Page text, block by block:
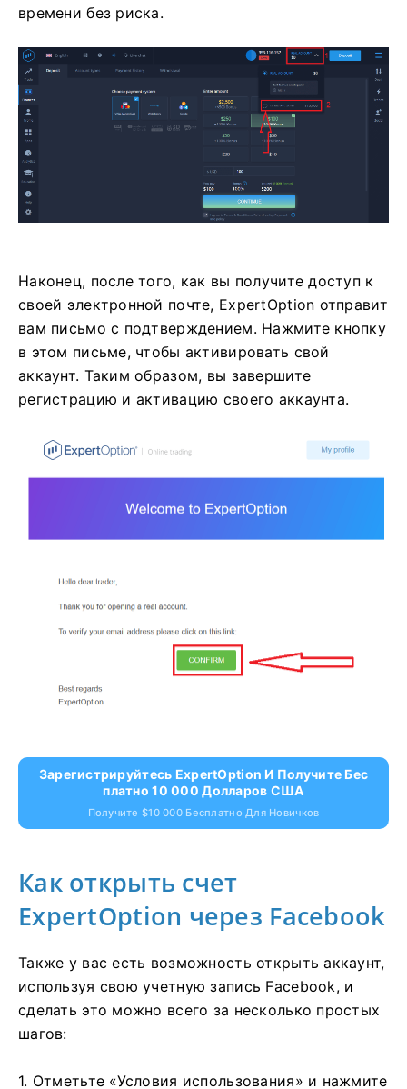
времени без риска.
Наконец, после того, как вы получите доступ к
своей электронной почте, ExpertOption отправит
вам письмо с подтверждением. Нажмите кнопку
в этом письме, чтобы активировать свой
аккаунт. Таким образом, вы завершите
регистрацию и активацию своего аккаунта.
Зарегистрируйтесь ExpertOption И Получите Бес
Платно 10 000 Долларов США
Получите $10 000 Бесплатно Для Новичков
Как открыть счет
ExpertOption через Facebook
Также у вас есть возможность открыть аккаунт,
используя свою учетную запись Facebook, и
сделать это можно всего за несколько простых
шагов:
1. Отметьте «Условия использования» и нажмите